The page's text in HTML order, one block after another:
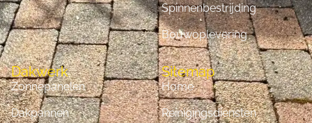
Dakwerk
Zonnepanelen
Dakpannen
Spinnenbestrijding
Bouwoplevering
Sitemap
Home
Reinigingsdiensten